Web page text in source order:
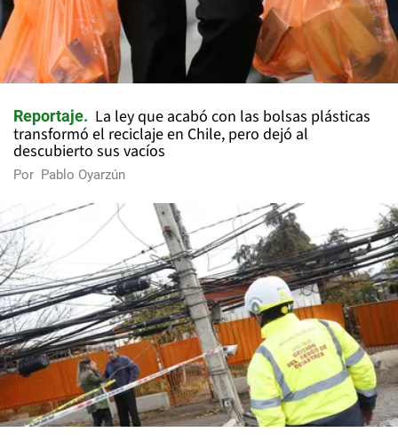
Reportaje
La ley que acabó con las bolsas plásticas
transformó el reciclaje en Chile, pero dejó al
descubierto sus vacíos
Por Pablo Oyarzún